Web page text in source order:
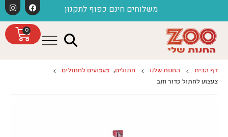
משלוחים חינם כפוף לתקנון
0
דף הבית החנות שלנו חתולים,
צעצועים לחתולים
צעצוע לחתול כדור וזנב